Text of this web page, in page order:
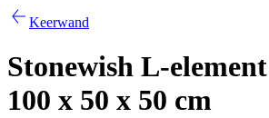
Keerwand
Stonewish L-
100 x 50 x 50 cm